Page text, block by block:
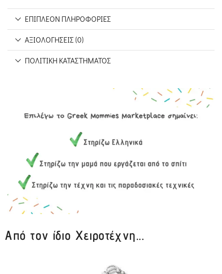
ΕΠΙΠΛΈΟΝ ΠΛΗΡΟΦΟΡΊΕΣ
ΑΞΙΟΛΟΓΉΣΕΙΣ (0)
ΠΟΛΙΤΙΚΉ ΚΑΤΑΣΤΉΜΑΤΟΣ
Από τον ίδιο Χειροτέχνη...